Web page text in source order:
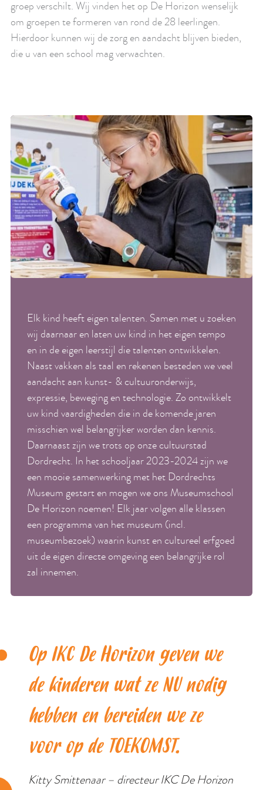
groep verschilt. Wij vinden het op De Horizon wenselijk
om groepen te formeren van rond de 28 leerlingen.
Hierdoor kunnen wij de zorg en aandacht blijven bieden,
die u van een school mag verwachten.
Elk kind heeft eigen talenten. Samen met u zoeken
wij daarnaar en laten uw kind in het eigen tempo
en in de eigen leerstijl die talenten ontwikkelen.
Naast vakken als taal en rekenen besteden we veel
aandacht aan kunst- & cultuuronderwijs,
expressie, beweging en technologie. Zo ontwikkelt
uw kind vaardigheden die in de komende jaren
misschien wel belangrijker worden dan kennis.
Daarnaast zijn we trots op onze cultuurstad
Dordrecht. In het schooljaar 2023-2024 zijn we
een mooie samenwerking met het Dordrechts
Museum gestart en mogen we ons Museumschool
De Horizon noemen! Elk jaar volgen alle klassen
een programma van het museum (incl.
museumbezoek) waarin kunst en cultureel erfgoed
uit de eigen directe omgeving een belangrijke rol
zal innemen.
Op IKC De Horizon geven we
de kinderen wat ze NU nodig
hebben en bereiden we ze
voor op de TOEKOMST.
Kitty Smittenaar – directeur IKC De Horizon